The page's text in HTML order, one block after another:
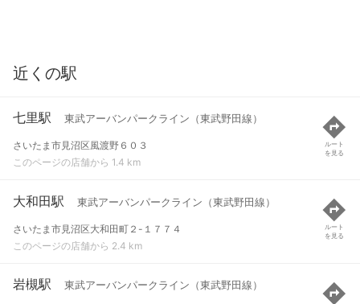
近くの駅
七里駅 東武アーバンパークライン（東武野田線）
さいたま市見沼区風渡野６０３
このページの店舗から 1.4 km
ルート
を見る
大和田駅 東武アーバンパークライン（東武野田線）
さいたま市見沼区大和田町２-１７７４
このページの店舗から 2.4 km
ルート
を見る
岩槻駅 東武アーバンパークライン（東武野田線）